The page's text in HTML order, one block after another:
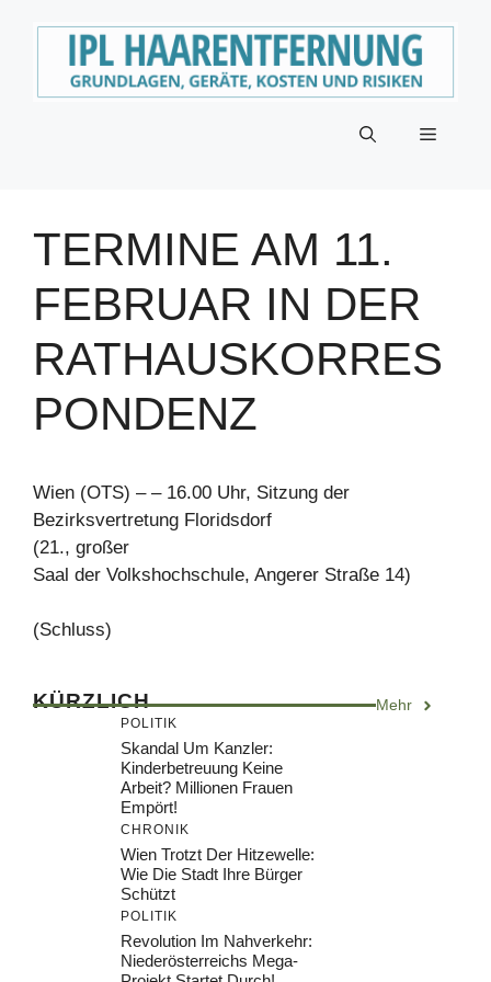
Menü
TERMINE AM 11.
FEBRUAR IN DER
RATHAUSKORRES
PONDENZ
Wien (OTS) – – 16.00 Uhr, Sitzung der
Bezirksvertretung Floridsdorf
(21., großer
Saal der Volkshochschule, Angerer Straße 14)
(Schluss)
KÜRZLICH Mehr
POLITIK
Skandal Um Kanzler:
Kinderbetreuung Keine
Arbeit? Millionen Frauen
Empört!
CHRONIK
Wien Trotzt Der Hitzewelle:
Wie Die Stadt Ihre Bürger
Schützt
POLITIK
Revolution Im Nahverkehr:
Niederösterreichs Mega-